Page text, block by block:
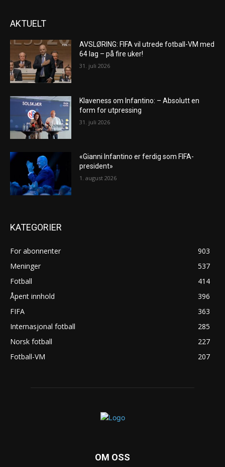
AKTUELT
AVSLØRING: FIFA vil utrede fotball-VM med
64 lag – på fire uker!
31. juli 2026
Klaveness om Infantino: – Absolutt en
form for utpressing
31. juli 2026
«Gianni Infantino er ferdig som FIFA-
president»
1. august 2026
KATEGORIER
For abonnenter
903
Meninger
537
Fotball
414
Åpent innhold
396
FIFA
363
Internasjonal fotball
285
Norsk fotball
227
Fotball-VM
207
OM OSS